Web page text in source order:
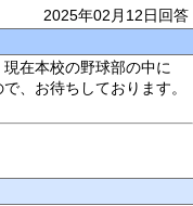
2025年02月12日回答
在本校の野球部の中に
、お待ちしております。